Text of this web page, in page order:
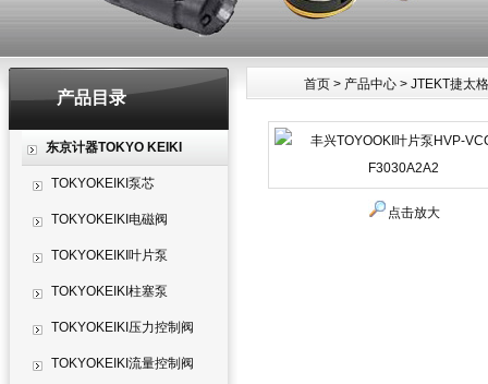
产品目录
东京计器TOKYO KEIKI
TOKYOKEIKI泵芯
TOKYOKEIKI电磁阀
TOKYOKEIKI叶片泵
TOKYOKEIKI柱塞泵
TOKYOKEIKI压力控制阀
TOKYOKEIKI流量控制阀
首页 > 产品中心 > JTEKT捷太
产品中心
点击放大